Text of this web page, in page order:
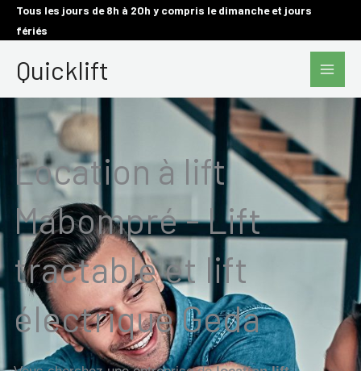
AllerTous les jours de 8h à 20h y compris le dimanche et jours
fériés
Quicklift
Main
Location à lift
Mabompré - Lift
tractable et lift
électrique Geda